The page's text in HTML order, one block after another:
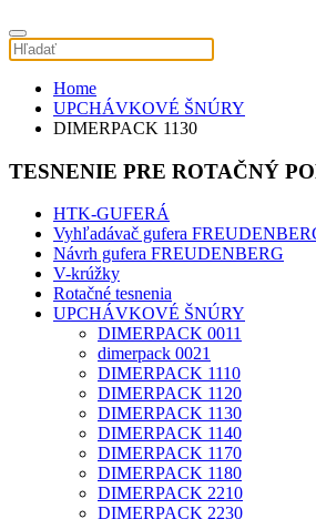
Home
UPCHÁVKOVÉ ŠNÚRY
DIMERPACK 1130
TESNENIE PRE ROTAČNÝ
HTK-GUFERÁ
Vyhľadávač gufera
Návrh gufera FREUDENBERG
V-krúžky
Rotačné tesnenia
UPCHÁVKOVÉ ŠNÚRY
DIMERPACK 0011
dimerpack 0021
DIMERPACK 1110
DIMERPACK 1120
DIMERPACK 1130
DIMERPACK 1140
DIMERPACK 1170
DIMERPACK 1180
DIMERPACK 2210
DIMERPACK 2230